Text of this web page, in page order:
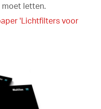
moet letten.
'Lichtfilters voor